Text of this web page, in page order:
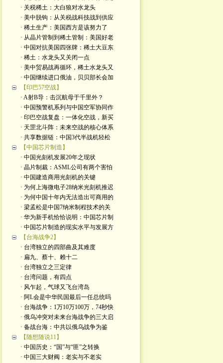
· 关税稀土：大白狼对水龙头
· 美中脱钩：从关税战科技战到供应
· 稀土生产：美国西方是该努力了
· 从晶片管制到稀土管制：美国好老
· 中国对抗美国四张牌：稀土大豆东
· 稀土：水龙头又关闭一点
· 美中贸易战再循环，稀土水龙头又
· 中国继续进口俄油，贝贝部长会加
【印巴57空战】
· A射B导：击沉航母于千里外？
· 中国预警机系列与中国空军协同作
· 印巴空战复盘：一体化空战，新买
· 天罡北斗阵：未来空战的核心体系
· 共享数据链：中国3代半战机轻松
【中国芯片制造】
· 中国光刻机发展20年之现状
· 晶片制裁：ASML公司有两个害怕
· 中国建造商用光刻机的关键
· 为何上海微电子28纳米光刻机推迟
· 为何中国十年内无法造出可商用的
· 梁孟松是中国7纳米制程技术的关
· 华为新手机恰恰说明：中国芯片制
· 中国芯片制造的现实水平与发展方
【台海战争2】
· 台湾独立的四部曲及其难度
· 扁九、蔡十、赖十二
· 台湾独立之三定律
· 台湾问题，有四点
· 风乍起，气球又飞台湾岛
· 阿L会是中华民国最后一任总统吗
· 台海战争：1万10万100万，74秒快
· 俄乌冲突对未来台海战争的三大启
· 备战台海：中共以俄乌战争为鉴
【随想随说11】
· 中国历史：“国”与“匪”之转换
· 中国三大财阀：老实与不老实